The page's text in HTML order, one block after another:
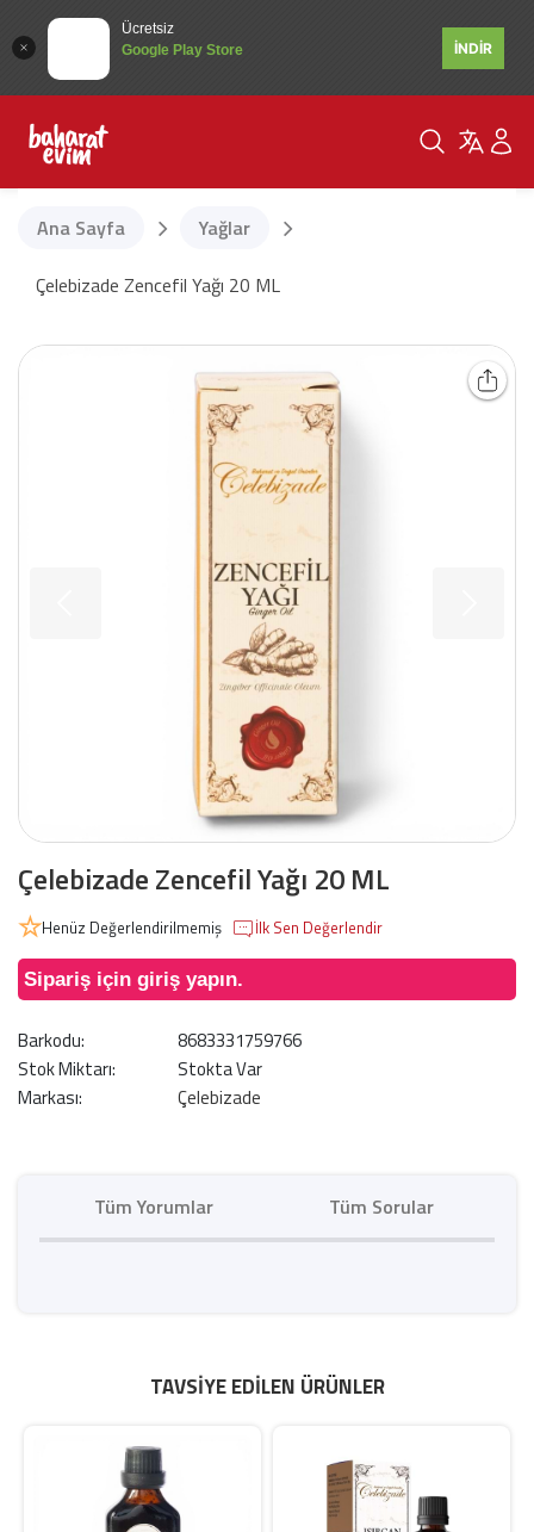
Ücretsiz
Google Play Store
İNDİR
Ana Sayfa
Yağlar
Çelebizade Zencefil Yağı 20 ML
Çelebizade Zencefil Yağı 20 ML
Henüz Değerlendirilmemiş İlk Sen Değerlendir
Sipariş için giriş yapın.
Barkodu:
8683331759766
Stok Miktarı:
Stokta Var
Markası:
Çelebizade
Tüm Yorumlar Tüm Sorular
TAVSIYE EDILEN ÜRÜNLER